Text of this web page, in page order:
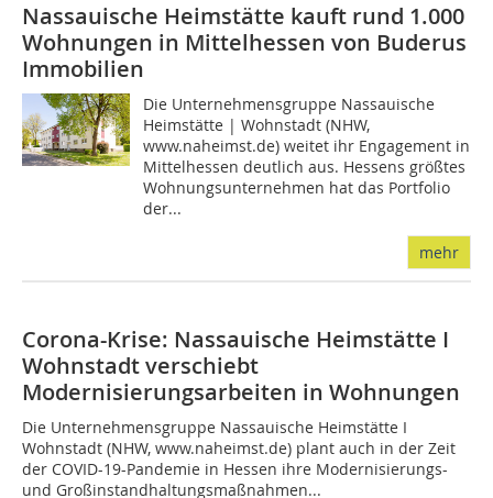
Nassauische Heimstätte kauft rund 1.000
Wohnungen in Mittelhessen von Buderus
Immobilien
Die Unternehmensgruppe Nassauische
Heimstätte | Wohnstadt (NHW,
www.naheimst.de) weitet ihr Engagement in
Mittelhessen deutlich aus. Hessens größtes
Wohnungsunternehmen hat das Portfolio
der...
mehr
Corona-Krise: Nassauische Heimstätte I
Wohnstadt verschiebt
Modernisierungsarbeiten in Wohnungen
Die Unternehmensgruppe Nassauische Heimstätte I
Wohnstadt (NHW, www.naheimst.de) plant auch in der Zeit
der COVID-19-Pandemie in Hessen ihre Modernisierungs-
und Großinstandhaltungsmaßnahmen...